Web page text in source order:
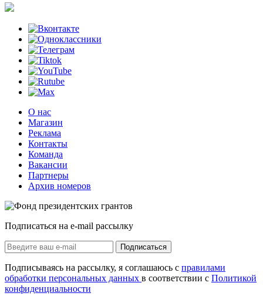
О нас
Магазин
Реклама
Контакты
Команда
Вакансии
Партнеры
Архив номеров
Подписаться на e-mail рассылку
Подписаться
Подписываясь на рассылку, я соглашаюсь с правилами
обработки персональных данных в соответствии с Политикой
конфиденциальности